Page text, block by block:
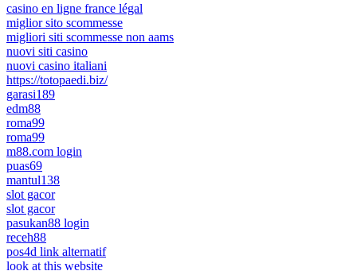
casino en ligne france légal
miglior sito scommesse
migliori siti scommesse non aams
nuovi siti casino
nuovi casino italiani
https://totopaedi.biz/
garasi189
edm88
roma99
roma99
m88.com login
puas69
mantul138
slot gacor
slot gacor
pasukan88 login
receh88
pos4d link alternatif
look at this website